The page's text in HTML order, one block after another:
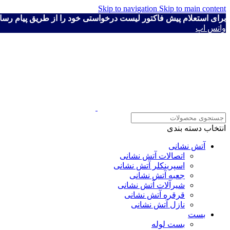
Skip to navigation Skip to main content
برای استعلام پیش فاکتور لیست درخواستی خود را از طریق پیام رسان ها به شماره
واتس اپ
انتخاب دسته بندی
آتش نشانی
اتصالات آتش نشانی
اسپرینکلر آتش نشانی
جعبه آتش نشانی
شیرآلات آتش نشانی
قرقره آتش نشانی
نازل آتش نشانی
بست
بست لوله